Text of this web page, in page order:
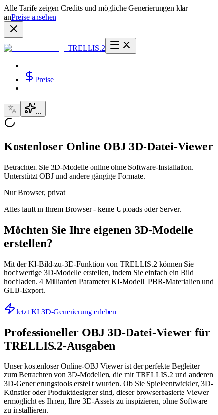
Alle Tarife zeigen Credits und mögliche Generierungen klar
anPreise ansehen
TRELLIS.2
Preise
...
Kostenloser Online OBJ 3D-Datei-Viewer
Betrachten Sie 3D-Modelle online ohne Software-Installation.
Unterstützt OBJ und andere gängige Formate.
Nur Browser, privat
Alles läuft in Ihrem Browser - keine Uploads oder Server.
Möchten Sie Ihre eigenen 3D-Modelle
erstellen?
Mit der KI-Bild-zu-3D-Funktion von TRELLIS.2 können Sie
hochwertige 3D-Modelle erstellen, indem Sie einfach ein Bild
hochladen. 4 Milliarden Parameter KI-Modell, PBR-Materialien und
GLB-Export.
Jetzt KI 3D-Generierung erleben
Professioneller OBJ 3D-Datei-Viewer für
TRELLIS.2-Ausgaben
Unser kostenloser Online-OBJ Viewer ist der perfekte Begleiter
zum Betrachten von 3D-Modellen, die mit TRELLIS.2 und anderen
3D-Generierungstools erstellt wurden. Ob Sie Spieleentwickler, 3D-
Künstler oder Produktdesigner sind, dieser browserbasierte Viewer
ermöglicht es Ihnen, Ihre 3D-Assets zu inspizieren, ohne Software
zu installieren.